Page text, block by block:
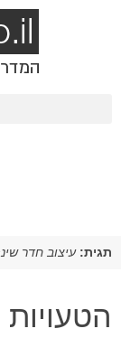
תגית:עיצוב חדר